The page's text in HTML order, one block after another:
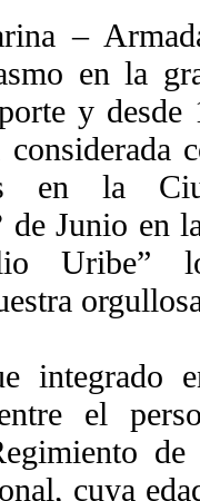
–
en la
y desde
en la
de Junio en
Uribe”
integrado
el
cuya